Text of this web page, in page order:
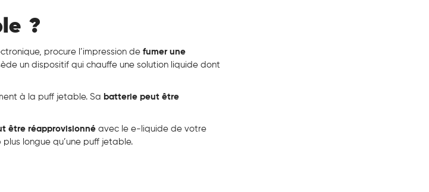
?
procure l’impression defumer une
un dispositif qui chauffe une solution liquide dont
à la puff jetable. Sa batterie peut être
être réapprovisionné avec le e-liquide de votre
longue qu’une puff jetable.